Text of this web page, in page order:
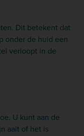
Dit betekent dat
onder de huid een
verloopt in de
U kunt aan de
aait of het is